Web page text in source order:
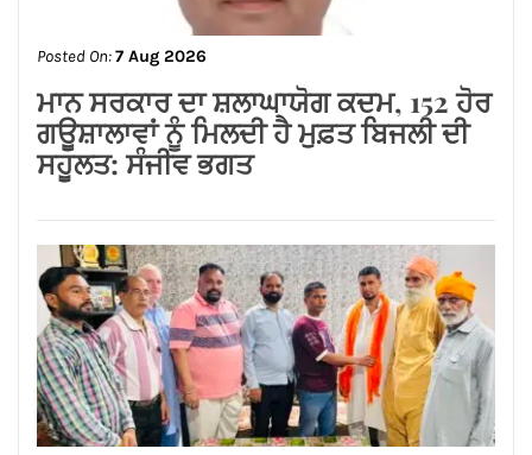
Posted On:7 Aug 2026
ਮਾਨ ਸਰਕਾਰ ਦਾ ਸ਼ਲਾਘਾਯੋਗ ਕਦਮ, 152 ਹੋਰ
ਗਊਸ਼ਾਲਾਵਾਂ ਨੂੰ ਮਿਲਦੀ ਹੈ ਮੁਫ਼ਤ ਬਿਜਲੀ ਦੀ
ਸਹੂਲਤ: ਸੰਜੀਵ ਭਗਤ